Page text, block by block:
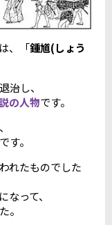
、「鍾馗(しょう
治し、
の人物です。
す。
れたものでした
って、
。